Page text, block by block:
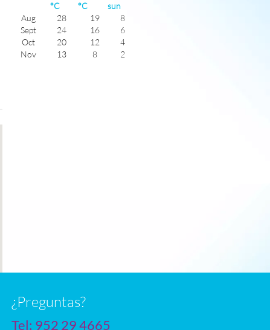
°C
°C
sun
Aug
28 19
8
Sept
24 16
6
Oct
20 12
4
Nov
13 8
2
¿Preguntas?
Tel: 952 29 4665